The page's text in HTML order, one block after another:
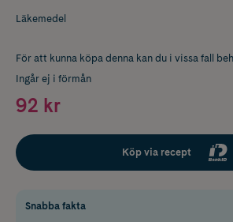
Läkemedel
För att kunna köpa denna kan du i vissa fall
Ingår ej i förmån
92 kr
Köp via recept
Snabba fakta